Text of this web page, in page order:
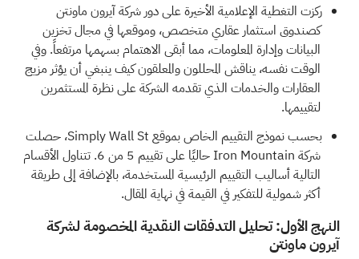
ركزت التغطية الإعلامية الأخيرة على دور شركة آيرون ماونتن
كصندوق استثمار عقاري متخصص، وموقعها في مجال تخزين
البيانات وإدارة المعلومات، مما أبقى الاهتمام بسهمها مرتفعاً. وفي
الوقت نفسه، يناقش المحللون والمعلقون كيف ينبغي أن يؤثر مزيج
العقارات والخدمات الذي تقدمه الشركة على نظرة المستثمرين
لتقييمها.
بحسب نموذج التقييم الخاص بموقع Simply Wall St، حصلت
شركة Iron Mountain حاليًا على
تقييم 5 من 6.
تتناول الأقسام
التالية أساليب التقييم الرئيسية المستخدمة، بالإضافة إلى طريقة
أكثر شمولية للتفكير في القيمة في نهاية المقال.
النهج الأول: تحليل التدفقات النقدية المخصومة لشركة
آيرون ماونتن